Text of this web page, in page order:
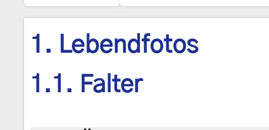
1. Lebendfotos
1.1. Falter